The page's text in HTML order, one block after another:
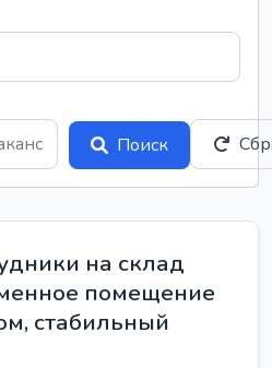
Поиск
на склад
помещение
стабильный